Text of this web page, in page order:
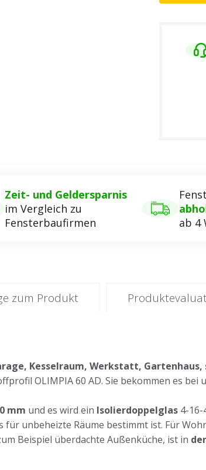
Zeit- und Geldersparnis
im Vergleich zu
Fensterbaufirmen
ab 4
zum Produkt
Kesselraum, Werkstatt,
OLIMPIA 60 AD. Sie bekommen es bei
mm und es wird ein Isolierdoppelglas 4-16-
für unbeheizte Räume bestimmt ist. Für
Beispiel überdachte Außenküche, ist in